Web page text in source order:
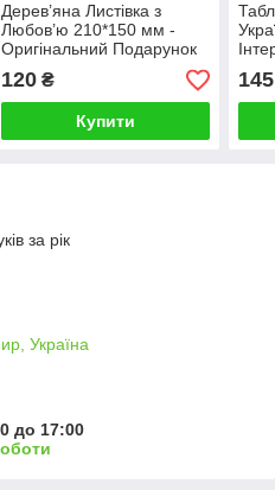
Дерев’яна Листівка з
Любов’ю 210*150 мм -
Оригінальний Подарунок
Дівчині Інтер’єрна картина
на дереві
120₴
Купити
145
за рік
Україна
до 17:00